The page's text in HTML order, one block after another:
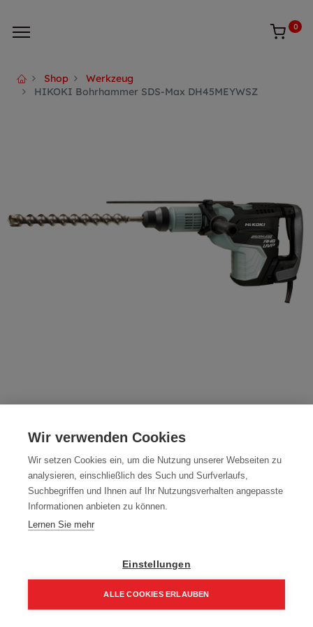
0
Shop
Werkzeug
HIKOKI Bohrhammer SDS-Max DH45MEYWSZ
DH45MEYWSZ
Artikelnummer:DH45MEYWSZ
1.024,00€
1.228,80 € inkl. Mwst
1.024,00 € / Stk.
In den Einkaufskorb
Wir verwenden Cookies
Wir setzen Cookies ein, um die Nutzung unserer Webseiten zu
analysieren, einschließlich des Such und Surfverlaufs,
Suchbegriffen und Ihnen auf Ihr Nutzungsverhalten angepasste
Informationen anbieten zu können.
Lernen Sie mehr
Einstellungen
ALLE COOKIES ERLAUBEN